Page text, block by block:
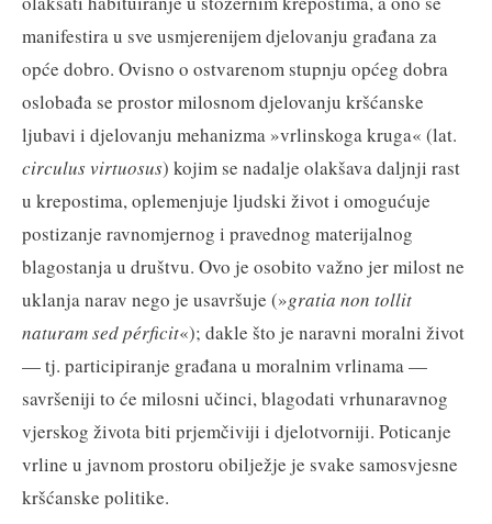
manifestira u sve usmjerenijem djelovanju građana za
opće dobro. Ovisno o ostvarenom stupnju općeg dobra
oslobađa se prostor milosnom djelovanju kršćanske
ljubavi i djelovanju mehanizma »vrlinskoga kruga« (lat.
circulus virtuosus) kojim se nadalje olakšava daljnji rast
u krepostima, oplemenjuje ljudski život i omogućuje
postizanje ravnomjernog i pravednog materijalnog
blagostanja u društvu. Ovo je osobito važno jer milost ne
uklanja narav nego je usavršuje (»gratia non tollit
naturam sed pérficit«); dakle što je naravni moralni život
— tj. participiranje građana u moralnim vrlinama —
savršeniji to će milosni učinci, blagodati vrhunaravnog
vjerskog života biti prjemčiviji i djelotvorniji. Poticanje
vrline u javnom prostoru obilježje je svake samosvjesne
kršćanske politike.